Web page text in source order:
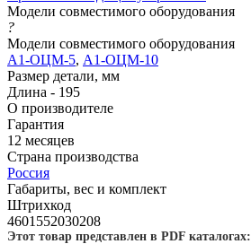
Модели совместимого оборудования
?
Модели совместимого оборудования
А1-ОЦМ-5, А1-ОЦМ-10
Размер детали, мм
Длина - 195
О производителе
Гарантия
12 месяцев
Страна производства
Россия
Габариты, вес и комплект
Штрихкод
4601552030208
Этот товар представлен в PDF каталогах: